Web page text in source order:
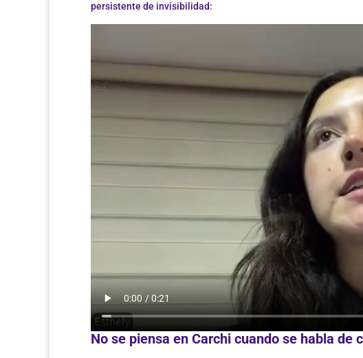
persistente de invisibilidad:
No se piensa en Carchi cuando se habla de